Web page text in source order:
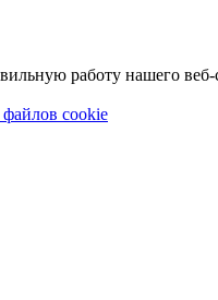
работу нашего веб-
cookie